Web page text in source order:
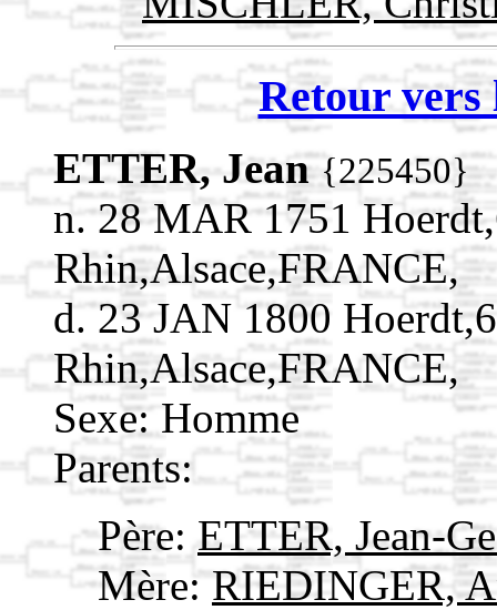
Retour vers
ETTER, Jean{225450}
n. 28 MAR 1751
Rhin,Alsace,FRANCE,
d. 23 JAN 1800
Rhin,Alsace,FRANCE,
Sexe: Homme
Parents:
Père: ETTER, Jean-
Mère:RIEDINGER,